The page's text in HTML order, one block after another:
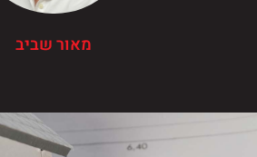
מאור שביב